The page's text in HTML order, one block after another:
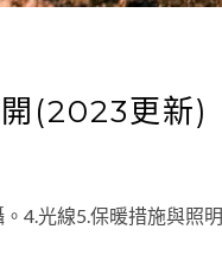
(2023更新)
4.光線5.保暖措施與照